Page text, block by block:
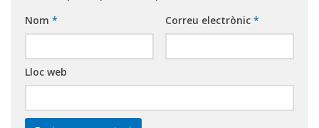
Nom * Correu electrònic *
Lloc web